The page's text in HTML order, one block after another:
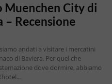
City di
– Recensione
andati a visitare i mercatini
di Baviera. Per quel che
dove dormire, abbiamo